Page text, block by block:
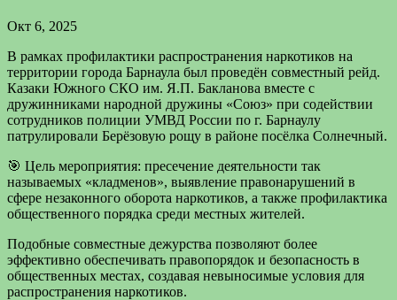
Окт 6, 2025
В рамках профилактики распространения наркотиков на
территории города Барнаула был проведён совместный рейд.
Казаки Южного СКО им. Я.П. Бакланова вместе с
дружинниками народной дружины «Союз» при содействии
сотрудников полиции УМВД России по г. Барнаулу
патрулировали Берёзовую рощу в районе посёлка Солнечный.
🎯 Цель мероприятия: пресечение деятельности так
называемых «кладменов», выявление правонарушений в
сфере незаконного оборота наркотиков, а также профилактика
общественного порядка среди местных жителей.
Подобные совместные дежурства позволяют более
эффективно обеспечивать правопорядок и безопасность в
общественных местах, создавая невыносимые условия для
распространения наркотиков.